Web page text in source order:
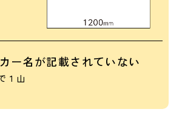
ー名が記載されていない
１山